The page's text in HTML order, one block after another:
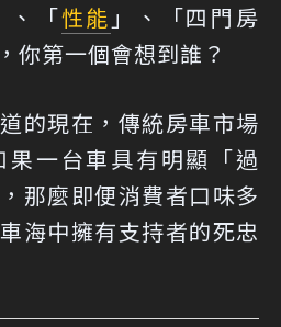
、「性能 」、「四門房
你第一個會想到誰？
的現在，傳統房車市場
果一台車具有明顯「過
那麼即便消費者口味多
海中擁有支持者的死忠